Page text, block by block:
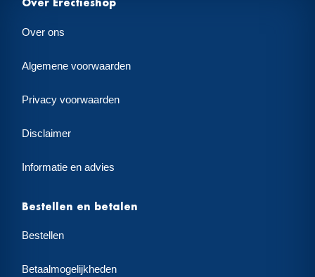
Over Erectieshop
Over ons
Algemene voorwaarden
Privacy voorwaarden
Disclaimer
Informatie en advies
Bestellen en betalen
Bestellen
Betaalmogelijkheden